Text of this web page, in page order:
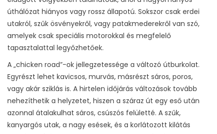
úthálózat hiányos vagy rossz állapotú. Sokszor csak erdei
utakról, szűk ösvényekről, vagy patakmederekről van szó,
amelyek csak speciális motorokkal és megfelelő
tapasztalattal legyőzhetőek.
A „chicken road”-ok jellegzetessége a változó útburkolat.
Egyrészt lehet kavicsos, murvás, másrészt sáros, poros,
vagy akár sziklás is. A hirtelen időjárás változások tovább
nehezíthetik a helyzetet, hiszen a száraz út egy eső után
azonnal átalakulhat sáros, csúszós felületté. A szűk,
kanyargós utak, a nagy esések, és a korlátozott kilátás